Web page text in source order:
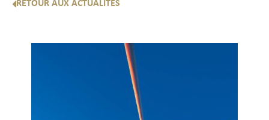
RETOUR AUX ACTUALITÉS